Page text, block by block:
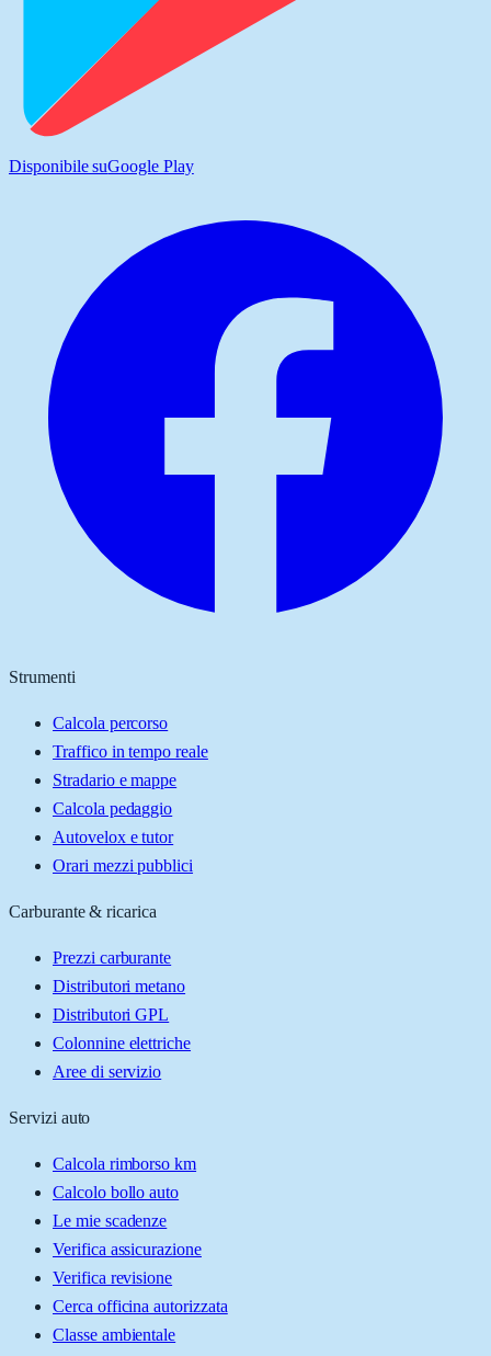
Disponibile suGoogle Play
Strumenti
Calcola percorso
Traffico in tempo reale
Stradario e mappe
Calcola pedaggio
Autovelox e tutor
Orari mezzi pubblici
Carburante & ricarica
Prezzi carburante
Distributori metano
Distributori GPL
Colonnine elettriche
Aree di servizio
Servizi auto
Calcola rimborso km
Calcolo bollo auto
Le mie scadenze
Verifica assicurazione
Verifica revisione
Cerca officina autorizzata
Classe ambientale